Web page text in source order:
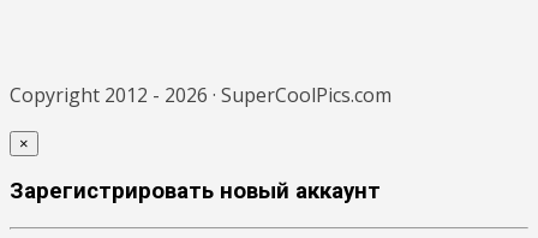
Copyright 2012 - 2026 · SuperCoolPics.com
×
Зарегистрировать новый аккаунт